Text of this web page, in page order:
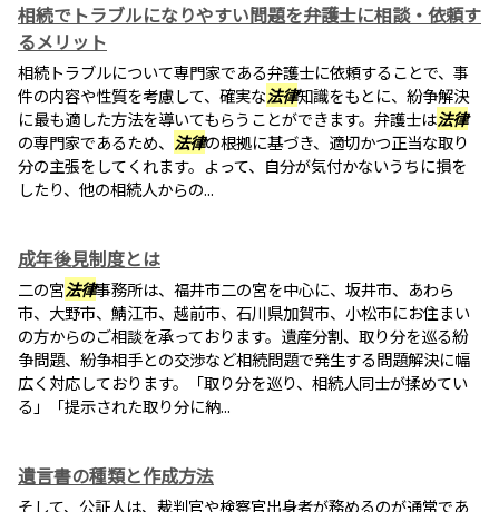
相続でトラブルになりやすい問題を弁護士に相談・依頼す
るメリット
相続トラブルについて専門家である弁護士に依頼することで、事
件の内容や性質を考慮して、確実な法律知識をもとに、紛争解決
に最も適した方法を導いてもらうことができます。弁護士は法律
の専門家であるため、 法律の根拠に基づき、適切かつ正当な取り
分の主張をしてくれます。よって、自分が気付かないうちに損を
したり、他の相続人からの...
成年後見制度とは
二の宮法律事務所は、福井市二の宮を中心に、坂井市、あわら
市、大野市、鯖江市、越前市、石川県加賀市、小松市にお住まい
の方からのご相談を承っております。遺産分割、取り分を巡る紛
争問題、紛争相手との交渉など相続問題で発生する問題解決に幅
広く対応しております。「取り分を巡り、相続人同士が揉めてい
る」「提示された取り分に納...
遺言書の種類と作成方法
そして、公証人は、裁判官や検察官出身者が務めるのが通常であ